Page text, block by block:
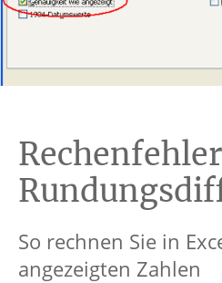
So rechnen Sie in
angezeigten Zahlen